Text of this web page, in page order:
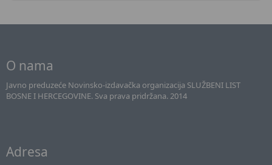
O nama
Javno preduzeće Novinsko-izdavačka organizacija SLUŽBENI LIST
BOSNE I HERCEGOVINE. Sva prava pridržana. 2014
Adresa